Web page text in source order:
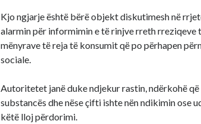
Kjo ngjarje është bërë objekt diskutimesh në
alarmin për informimin e të rinjve rreth
mënyrave të reja të konsumit që po përhapen
sociale.
Autoritetet janë duke ndjekur rastin, ndërkohë
substancës dhe nëse çifti ishte nën ndikimin ose
këtë lloj përdorimi.